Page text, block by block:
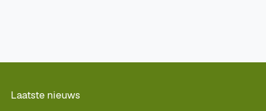
Laatste nieuws